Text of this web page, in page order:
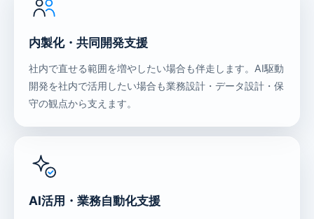
内製化・共同開発支援
社内で直せる範囲を増やしたい場合も伴走します。AI駆動
開発を社内で活用したい場合も業務設計・データ設計・保
守の観点から支えます。
AI活用・業務自動化支援